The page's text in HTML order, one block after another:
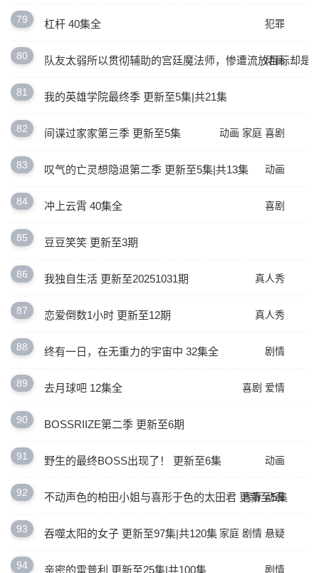
79 杠杆 40集全 犯罪
80 队友太弱所以贯彻辅助的宫廷魔法师，惨遭流放目标却是
动画
81 我的英雄学院最终季 更新至5集|共21集
82 间谍过家家第三季 更新至5集 动画 家庭 喜剧
83 叹气的亡灵想隐退第二季 更新至5集|共13集 动画
84 冲上云霄 40集全 喜剧
85 豆豆笑笑 更新至3期
86 我独自生活 更新至20251031期 真人秀
87 恋爱倒数1小时 更新至12期 真人秀
88 终有一日，在无重力的宇宙中 32集全 剧情
89 去月球吧 12集全 喜剧 爱情
90 BOSSRIIZE第二季 更新至6期
91 野生的最终BOSS出现了！ 更新至6集 动画
92 不动声色的柏田小姐与喜形于色的太田君 更新至5集
青春 动画
93 吞噬太阳的女子 更新至97集|共120集 家庭 剧情 悬疑
94 亲密的雷普利 更新至25集|共100集 剧情